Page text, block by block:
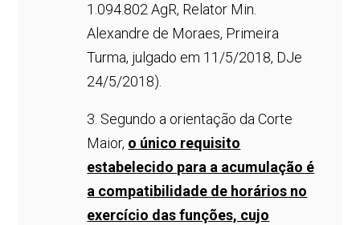
1.094.802 AgR, Relator Min.
Alexandre de Moraes, Primeira
Turma, julgado em 11/5/2018, DJe
24/5/2018).
3. Segundo a orientação da Corte
Maior, o único requisito
estabelecido para a acumulação é
a compatibilidade de horários no
exercício das funções, cujo